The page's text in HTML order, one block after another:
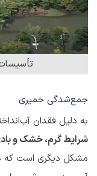
جمع‌شدگی خمیری
به دلیل فقدان
شرایط گرم، خشک و
مشکل دیگری است که